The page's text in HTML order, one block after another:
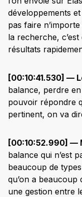
développements
pas faire
la recherche,
résultats
[00:10:41.530] —
balance, perdre
pouvoir répondre
pertinent, on va
[00:10:52.990] —
balance qui n’est
beaucoup de
qu’on a beaucoup
une gestion entre